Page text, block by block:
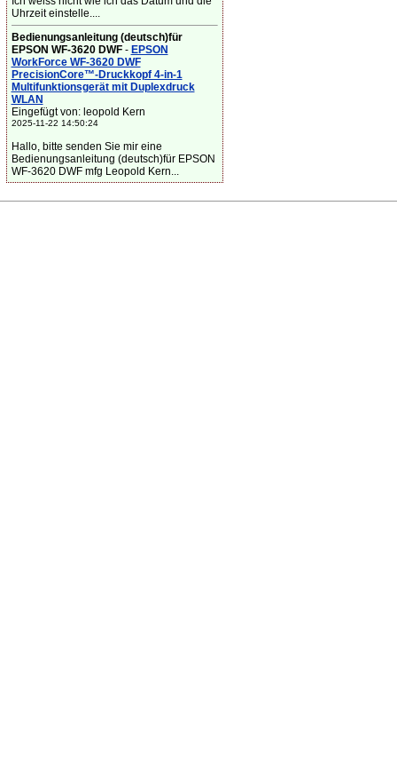
Uhrzeit einstelle....
Bedienungsanleitung (deutsch)für
EPSON WF-3620 DWF- EPSON
WorkForce WF-3620 DWF
PrecisionCore™-Druckkopf 4-in-1
Multifunktionsgerät mit Duplexdruck
WLAN
Eingefügt von: leopold Kern
2025-11-22 14:50:24
Hallo, bitte senden Sie mir eine
Bedienungsanleitung (deutsch)für EPSON
WF-3620 DWF mfg Leopold Kern...